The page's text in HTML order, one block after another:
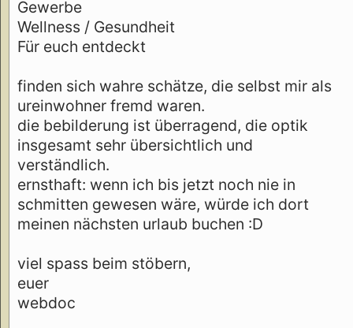
Gewerbe
Wellness / Gesundheit
Für euch entdeckt
finden sich wahre schätze, die selbst mir als
ureinwohner fremd waren.
die bebilderung ist überragend, die optik
insgesamt sehr übersichtlich und
verständlich.
ernsthaft: wenn ich bis jetzt noch nie in
schmitten gewesen wäre, würde ich dort
meinen nächsten urlaub buchen :D
viel spass beim stöbern,
euer
webdoc